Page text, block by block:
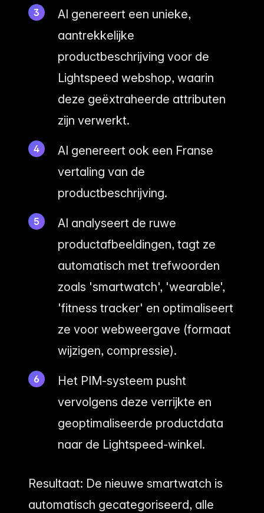
AI genereert een unieke,
aantrekkelijke
productbeschrijving voor de
Lightspeed webshop, waarin
deze geëxtraheerde attributen
zijn verwerkt.
AI genereert ook een Franse
vertaling van de
productbeschrijving.
AI analyseert de ruwe
productafbeeldingen, tagt ze
automatisch met trefwoorden
zoals 'smartwatch', 'wearable',
'fitness tracker' en optimaliseert
ze voor webweergave (formaat
wijzigen, compressie).
Het PIM-systeem pusht
vervolgens deze verrijkte en
geoptimaliseerde productdata
naar de Lightspeed-winkel.
Resultaat: De nieuwe smartwatch is
automatisch gecategoriseerd, alle